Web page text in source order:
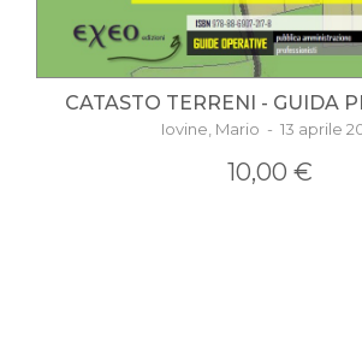
CATASTO TERRENI - GUIDA
Iovine, Mario - 13 aprile
10,00 €